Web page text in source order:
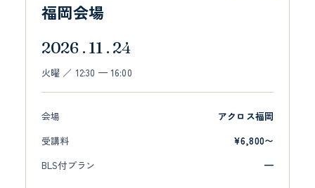
福岡会場
2026 . 11 . 24
火曜 ／ 12:30 — 16:00
会場
アクロス福岡
受講料
¥6,800〜
BLS付プラン
—